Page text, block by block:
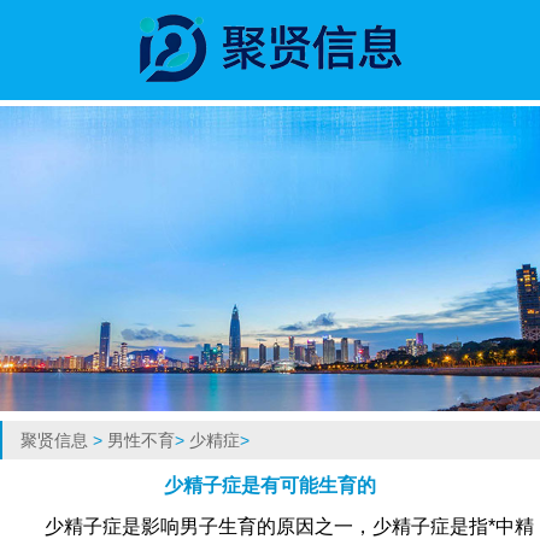
聚贤信息 > 男性不育> 少精症>
少精子症是有可能生育的
少精子症是影响男子生育的原因之一，少精子症是指*中精